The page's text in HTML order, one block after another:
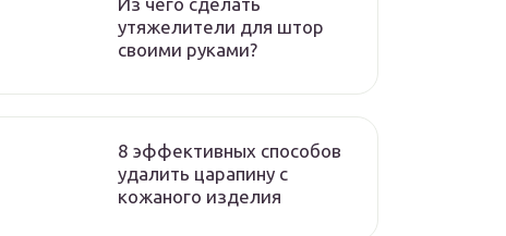
утяжелители для штор
своими руками?
8 эффективных способов
удалить царапину с
кожаного изделия